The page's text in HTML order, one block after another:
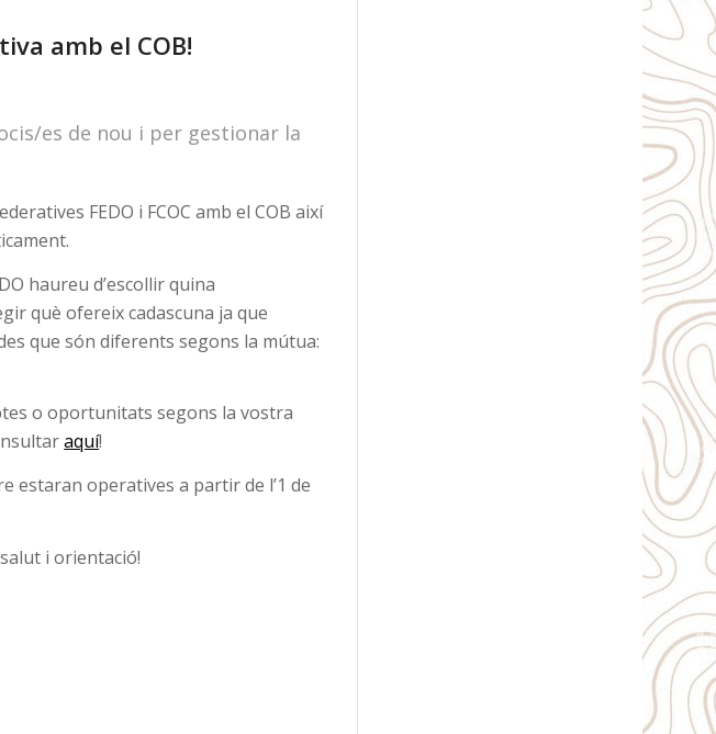
amb el COB!
es de nou i per gestionar la
FEDO i FCOC amb el COB així
haureu d’escollir quina
què ofereix cadascuna ja que
que són diferents segons la mútua:
o oportunitats segons la vostra
aquí!
estaran operatives a partir de l’1 de
i orientació!